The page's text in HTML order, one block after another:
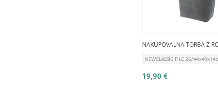
NAKUPOVALNA TORBA Z
NEWCLASSIC FILC 26/
19,90 €